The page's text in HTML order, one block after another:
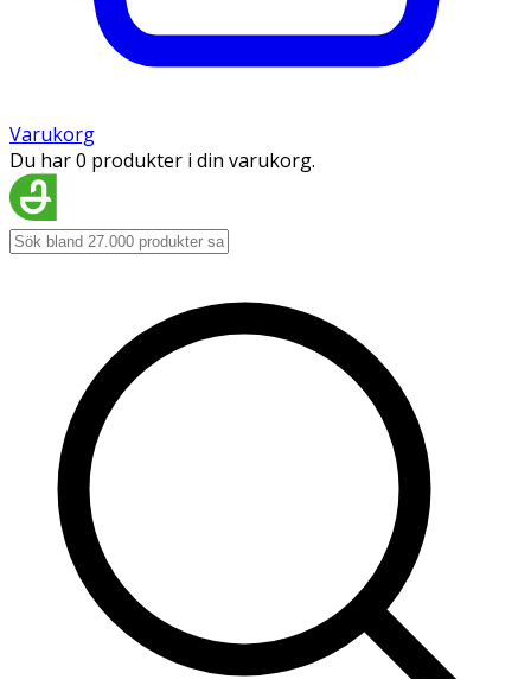
Varukorg
Du har 0 produkter i din varukorg.